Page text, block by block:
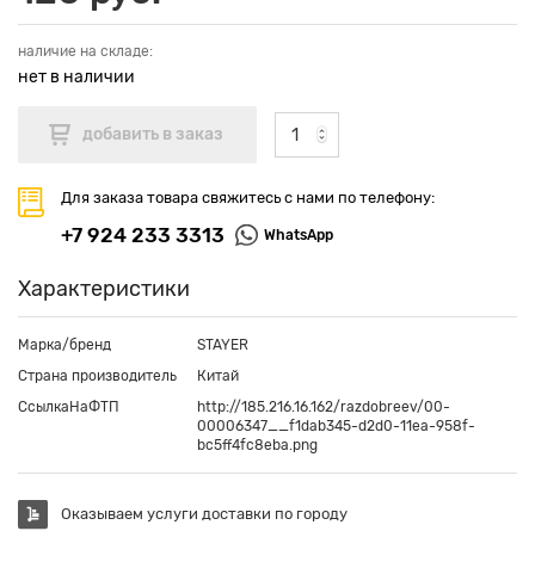
наличие на складе:
нет в наличии
Для заказа товара свяжитесь с нами по телефону:
+7 924 233 3313 WhatsApp
Характеристики
Марка/бренд
STAYER
Страна производитель
Китай
СсылкаНаФТП
http://185.216.16.162/razdobreev/00-
00006347__f1dab345-d2d0-11ea-958f-
bc5ff4fc8eba.png
Оказываем услуги доставки по городу